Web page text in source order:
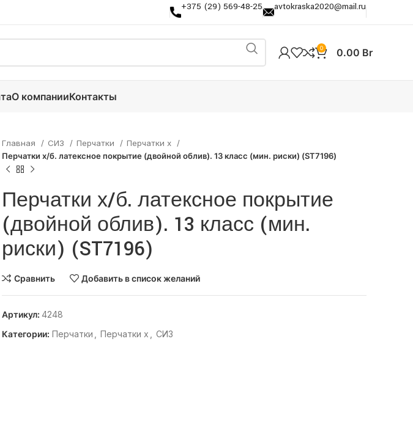
+375 (29) 569-48-25 avtokraska2020@mail.ru
0 0.00 Br
О компанииКонтакты
Главная СИЗ Перчатки
Перчатки х
Перчатки х/б. латексное покрытие (двойной облив). 13 класс (мин. риски) (ST7196)
Перчатки х/б. латексное покрытие
(двойной облив). 13 класс (мин.
риски) (ST7196)
Сравнить Добавить в список желаний
Артикул: 4248
Категории: Перчатки Перчатки х СИЗ